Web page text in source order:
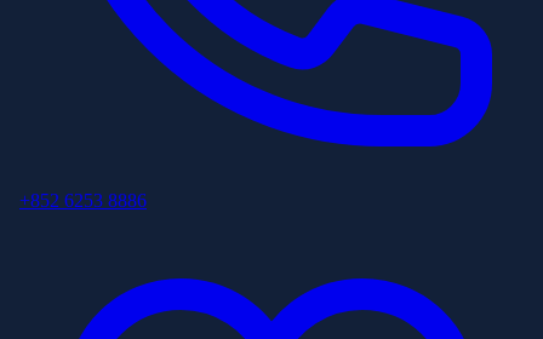
+852 6253 8886